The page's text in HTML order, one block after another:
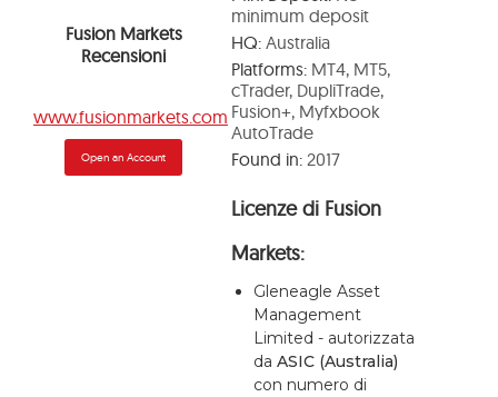
APRI UN ACCOUNT GRATUITO
Fusion Markets
Recensioni
www.fusionmarkets.com
Open an Account
minimum deposit
HQ:Australia
Platforms:MT4, MT5,
cTrader, DupliTrade,
Fusion+, Myfxbook
AutoTrade
Found in:2017
Licenze di Fusion
Markets:
Gleneagle Asset
Management
Limited - autorizzata
da ASIC (Australia)
con numero di